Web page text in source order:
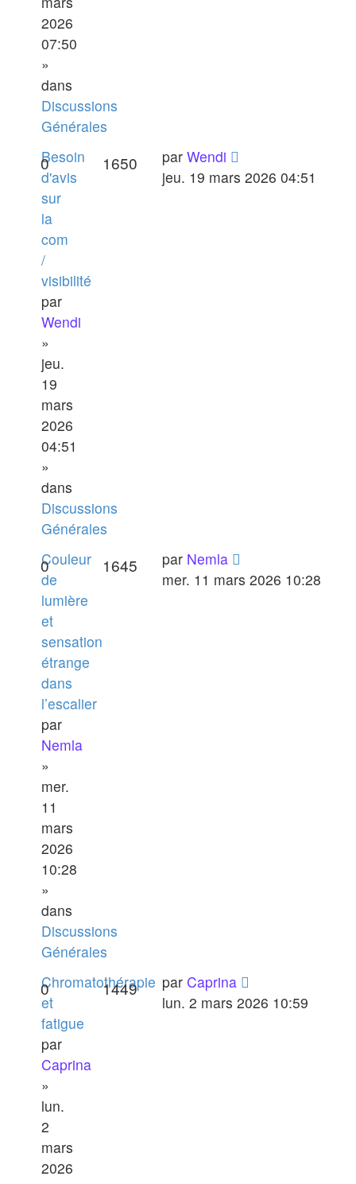
2026
07:50
»
dans
Discussions
Générales
Besoin
d'avis
sur
la
com
/
visibilité
par
Wendi
»
jeu.
19
mars
2026
04:51
»
dans
Discussions
Générales
0 1650 par Wendi
jeu. 19 mars 2026 04:51
Couleur
de
lumière
et
sensation
étrange
dans
l’escalier
par
Nemla
»
mer.
11
mars
2026
10:28
»
dans
Discussions
Générales
0 1645 par Nemla
mer. 11 mars 2026 10:28
Chromatothérapie
et
fatigue
par
Caprina
»
lun.
2
mars
2026
0 1449 par Caprina
lun. 2 mars 2026 10:59